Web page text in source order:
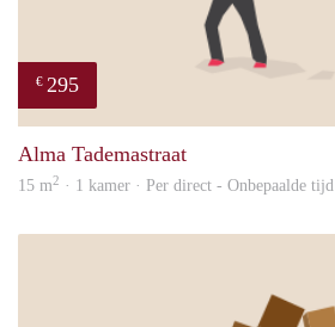
€ 295
Alma Tademastraat
15 m2 · 1 kamer · Per direct - Onbepaalde tijd